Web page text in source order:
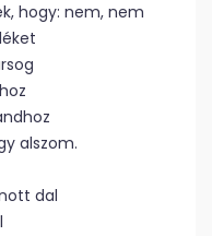
hogy: nem, nem
alszom.
dal